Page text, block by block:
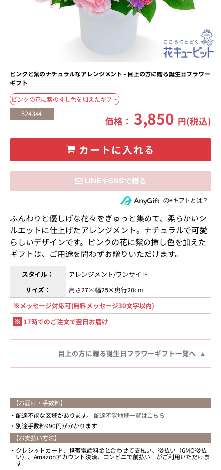
ピンクと紫のナチュラルなアレンジメント - 目上の方に贈る誕生日フラワー
ギフト
ピンクの花に紫の挿し色を加えたギフト
524344
価格： 3,850 円(税込)
カートに入れる
住所を知らない相手にeギフトで贈るのeギフトとは？
ふんわりと優しげな花々をぎゅっと集めて、柔らかいシ
ルエットに仕上げたアレンジメント。ナチュラルで可愛
らしいデザインです。ピンクの花に紫の挿し色を加えた
ギフトは、ご用途を問わずお贈りいただけます。
スタイル：
アレンジメント/ワンサイド
サイズ：
高さ27×幅25×奥行20cm
※メッセージ対応可(無料メッセージ30文字以内)
※ 17時でのご注文で翌日お届け
目上の方に贈る誕生日フラワーギフト一覧へ
【お届け・手数料】
配達不能な区域があります。 配達不能地域一覧はこちら
別途手数料990円がかかります
【お支払い方法】
クレジットカード、携帯電話料金と合わせて支払い、後払い（GMO後払
い）、Amazonアカウント決済、コンビニで前払い がご利用いただけま
す